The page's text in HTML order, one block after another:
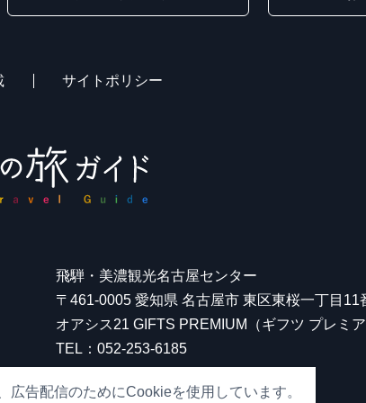
サイトポリシー
飛騨・美濃観光名古屋センター
〒461-0005 愛知県 名古屋市 東区東桜一丁目11
オアシス21 GIFTS PREMIUM（ギフツ プレミ
TEL：052-253-6185
営業時間：10:00～21:00
告配信のためにCookieを使用しています。